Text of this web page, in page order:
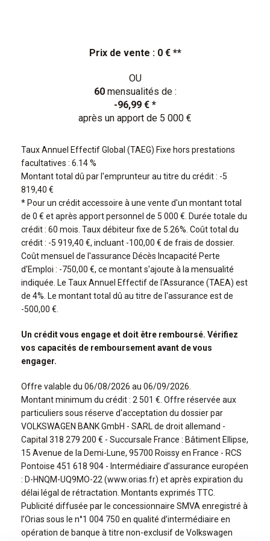
Prix de vente : 0 € **
OU
60mensualités de :
-96,99 € *
après un apport de 5 000 €
Taux Annuel Effectif Global (TAEG) Fixe hors prestations
facultatives : 6.14 %
Montant total dû par l'emprunteur au titre du crédit : -5
819,40 €
* Pour un crédit accessoire à une vente d'un montant total
de 0 € et après apport personnel de 5 000 €. Durée totale du
crédit : 60 mois. Taux débiteur fixe de 5.26%. Coût total du
crédit : -5 919,40 €, incluant -100,00 € de frais de dossier.
Coût mensuel de l'assurance Décès Incapacité Perte
d'Emploi : -750,00 €, ce montant s'ajoute à la mensualité
indiquée. Le Taux Annuel Effectif de l'Assurance (TAEA) est
de 4%. Le montant total dû au titre de l'assurance est de
-500,00 €.
Un crédit vous engage et doit être remboursé. Vérifiez
vos capacités de remboursement avant de vous
engager.
Offre valable du 06/08/2026 au 06/09/2026.
Montant minimum du crédit : 2 501 €. Offre réservée aux
particuliers sous réserve d'acceptation du dossier par
VOLKSWAGEN BANK GmbH - SARL de droit allemand -
Capital 318 279 200 € - Succursale France : Bâtiment Ellipse,
15 Avenue de la Demi-Lune, 95700 Roissy en France - RCS
Pontoise 451 618 904 - Intermédiaire d’assurance européen
: D-HNQM-UQ9MO-22 (www.orias.fr) et après expiration du
délai légal de rétractation. Montants exprimés TTC.
Publicité diffusée par le concessionnaire SMVA enregistré à
l’Orias sous le n°1 004 750 en qualité d’intermédiaire en
opération de banque à titre non-exclusif de Volkswagen